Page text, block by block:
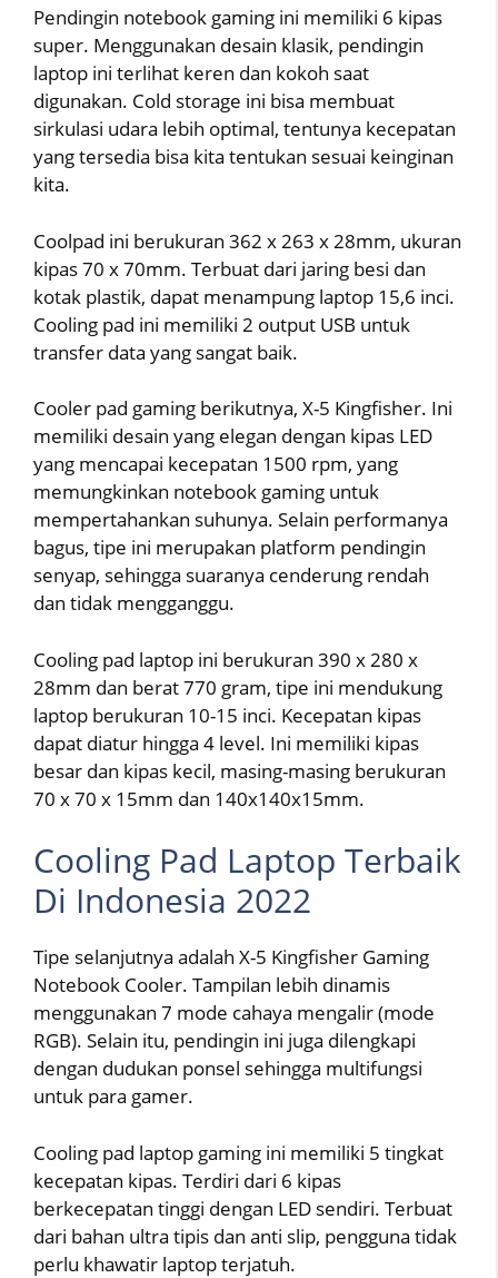
Pendingin notebook gaming ini memiliki 6 kipas
super. Menggunakan desain klasik, pendingin
laptop ini terlihat keren dan kokoh saat
digunakan. Cold storage ini bisa membuat
sirkulasi udara lebih optimal, tentunya kecepatan
yang tersedia bisa kita tentukan sesuai keinginan
kita.
Coolpad ini berukuran 362 x 263 x 28mm, ukuran
kipas 70 x 70mm. Terbuat dari jaring besi dan
kotak plastik, dapat menampung laptop 15,6 inci.
Cooling pad ini memiliki 2 output USB untuk
transfer data yang sangat baik.
Cooler pad gaming berikutnya, X-5 Kingfisher. Ini
memiliki desain yang elegan dengan kipas LED
yang mencapai kecepatan 1500 rpm, yang
memungkinkan notebook gaming untuk
mempertahankan suhunya. Selain performanya
bagus, tipe ini merupakan platform pendingin
senyap, sehingga suaranya cenderung rendah
dan tidak mengganggu.
Cooling pad laptop ini berukuran 390 x 280 x
28mm dan berat 770 gram, tipe ini mendukung
laptop berukuran 10-15 inci. Kecepatan kipas
dapat diatur hingga 4 level. Ini memiliki kipas
besar dan kipas kecil, masing-masing berukuran
70 x 70 x 15mm dan 140x140x15mm.
Cooling Pad Laptop Terbaik
Di Indonesia 2022
Tipe selanjutnya adalah X-5 Kingfisher Gaming
Notebook Cooler. Tampilan lebih dinamis
menggunakan 7 mode cahaya mengalir (mode
RGB). Selain itu, pendingin ini juga dilengkapi
dengan dudukan ponsel sehingga multifungsi
untuk para gamer.
Cooling pad laptop gaming ini memiliki 5 tingkat
kecepatan kipas. Terdiri dari 6 kipas
berkecepatan tinggi dengan LED sendiri. Terbuat
dari bahan ultra tipis dan anti slip, pengguna tidak
perlu khawatir laptop terjatuh.